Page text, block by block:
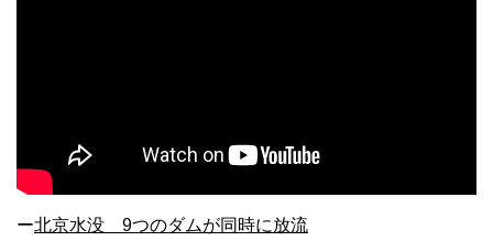
ー北京水没 9つのダムが同時に放流